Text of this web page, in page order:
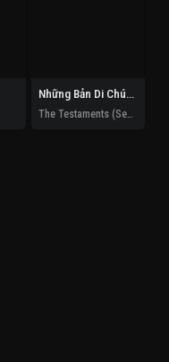
Những Bản Di Chúc (Phần 1)